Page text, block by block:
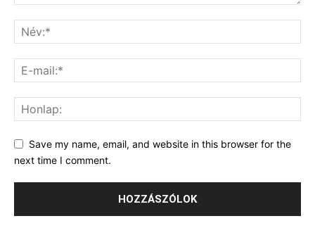
Save my name, email, and website in this browser for the
next time I comment.